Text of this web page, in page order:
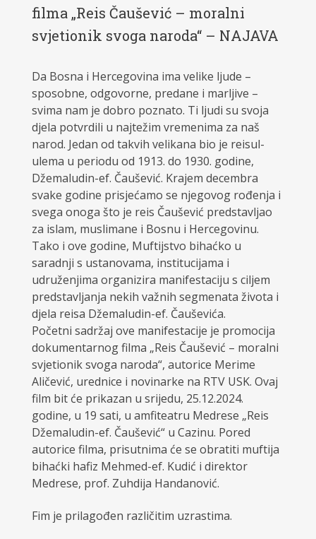
filma „Reis Čaušević – moralni
svjetionik svoga naroda“ – NAJAVA
Da Bosna i Hercegovina ima velike ljude –
sposobne, odgovorne, predane i marljive –
svima nam je dobro poznato. Ti ljudi su svoja
djela potvrdili u najtežim vremenima za naš
narod. Jedan od takvih velikana bio je reisul-
ulema u periodu od 1913. do 1930. godine,
Džemaludin-ef. Čaušević. Krajem decembra
svake godine prisjećamo se njegovog rođenja i
svega onoga što je reis Čaušević predstavljao
za islam, muslimane i Bosnu i Hercegovinu.
Tako i ove godine, Muftijstvo bihaćko u
saradnji s ustanovama, institucijama i
udruženjima organizira manifestaciju s ciljem
predstavljanja nekih važnih segmenata života i
djela reisa Džemaludin-ef. Čauševića.
Početni sadržaj ove manifestacije je promocija
dokumentarnog filma „Reis Čaušević – moralni
svjetionik svoga naroda“, autorice Merime
Aličević, urednice i novinarke na RTV USK. Ovaj
film bit će prikazan u srijedu, 25.12.2024.
godine, u 19 sati, u amfiteatru Medrese „Reis
Džemaludin-ef. Čaušević“ u Cazinu. Pored
autorice filma, prisutnima će se obratiti muftija
bihaćki hafiz Mehmed-ef. Kudić i direktor
Medrese, prof. Zuhdija Handanović.
Fim je prilagođen različitim uzrastima.